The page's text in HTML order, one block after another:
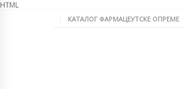
HTML
КАТАЛОГ ФАРМАЦЕУТСКЕ ОПРЕМЕ